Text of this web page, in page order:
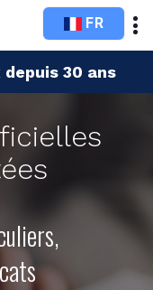
FR
30 ans